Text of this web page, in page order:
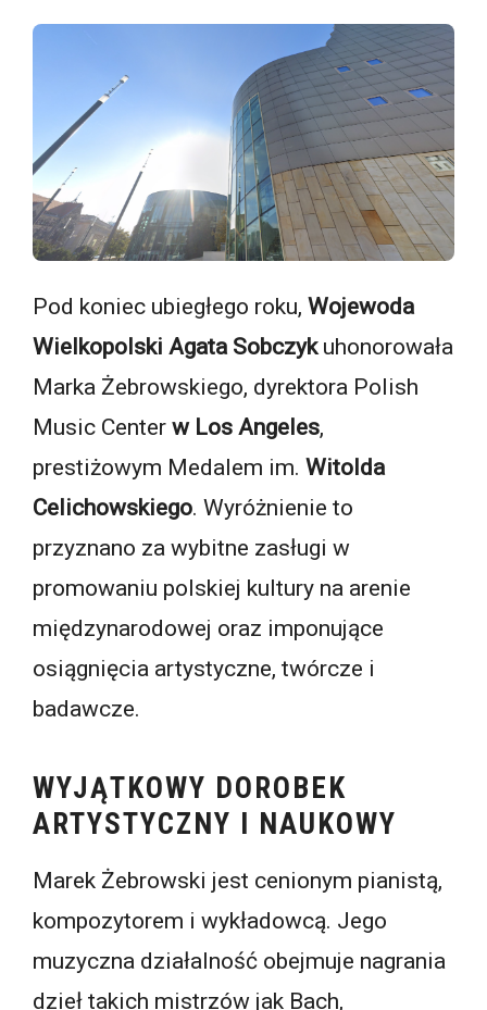
Pod koniec ubiegłego roku, Wojewoda
Wielkopolski Agata Sobczykuhonorowała
Marka Żebrowskiego, dyrektora Polish
Music Center w Los Angeles,
prestiżowym Medalem im. Witolda
Celichowskiego. Wyróżnienie to
przyznano za wybitne zasługi w
promowaniu polskiej kultury na arenie
międzynarodowej oraz imponujące
osiągnięcia artystyczne, twórcze i
badawcze.
WYJĄTKOWY DOROBEK
ARTYSTYCZNY I NAUKOWY
Marek Żebrowski jest cenionym pianistą,
kompozytorem i wykładowcą. Jego
muzyczna działalność obejmuje nagrania
dzieł takich mistrzów jak Bach,